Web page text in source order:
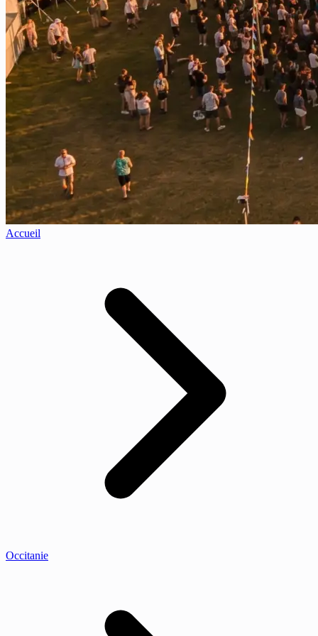
Accueil
Occitanie